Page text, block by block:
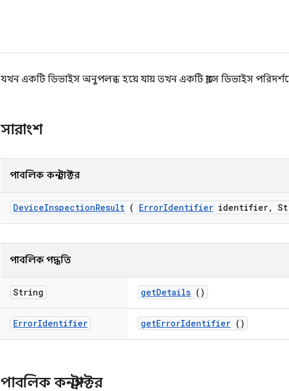
যখন একটি ডিভাইস অনুপলব্ধ হয়ে যায় তখন একটি ক্লাসে ডিভাইস
সারাংশ
পাবলিক কনস্ট্রাক্টর
DeviceInspectionResult ( ErrorIdentifier identifier,
পাবলিক পদ্ধতি
String getDetails ()
ErrorIdentifier getErrorIdentifier ()
পাবলিক কনস্ট্রাক্টর